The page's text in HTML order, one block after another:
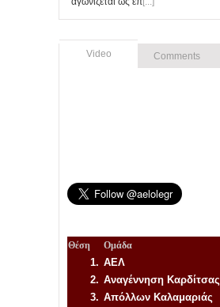
Video Comments
Θέση Ομάδα
1. ΑΕΛ
2. Αναγέννηση Καρδίτσας
3. Απόλλων Καλαμαριάς